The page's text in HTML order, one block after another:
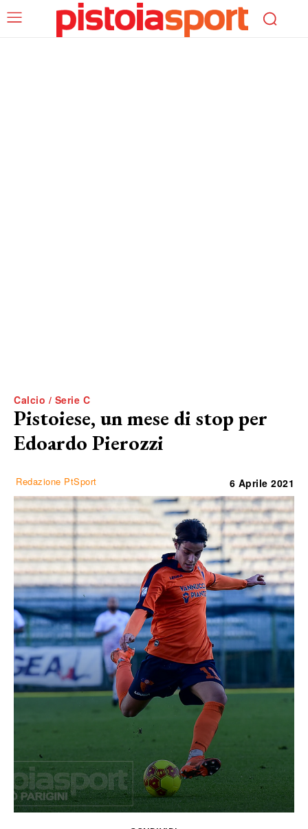
Calcio / Serie C
Pistoiese, un mese di stop per
Edoardo Pierozzi
Redazione PtSport 6 Aprile 2021